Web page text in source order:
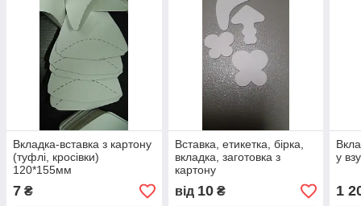
Вкладка-вставка з картону
(туфлі, кросівки)
120*155мм
7 ₴
Вставка, етикетка, бірка,
вкладка, заготовка з
картону
від 10₴
у
1